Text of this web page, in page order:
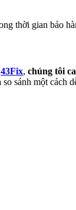
thời gian bảo
43Fix, chúng tôi
sánh một cách